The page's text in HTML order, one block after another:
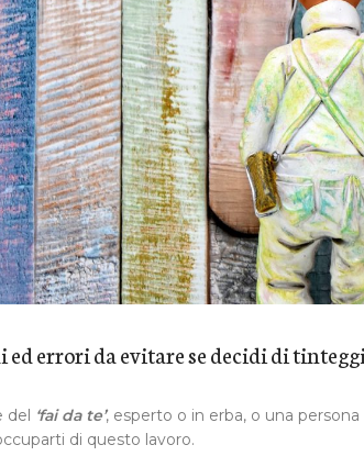
errori da evitare se decidi di
del ‘fai da te’, esperto o in erba, o una
di questo lavoro.